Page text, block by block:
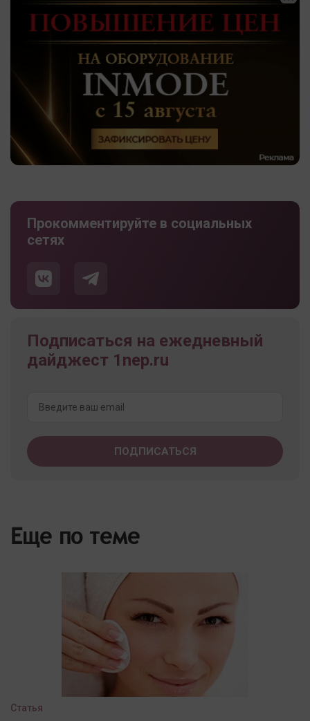
Прокомментируйте в социальных
сетях
Подписаться на ежедневный
дайджест 1nep.ru
Еще по теме
Статья